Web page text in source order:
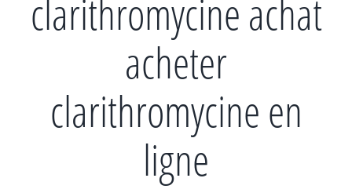
clarithromycine achat
acheter
clarithromycine en
ligne